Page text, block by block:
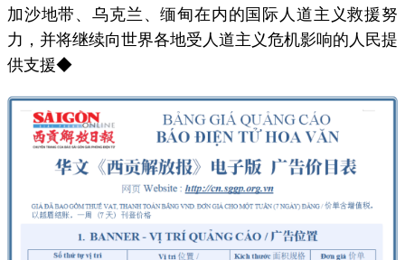
加沙地带、乌克兰、缅甸在内的国际人道主义救援努
力，并将继续向世界各地受人道主义危机影响的人民提
供支援◆